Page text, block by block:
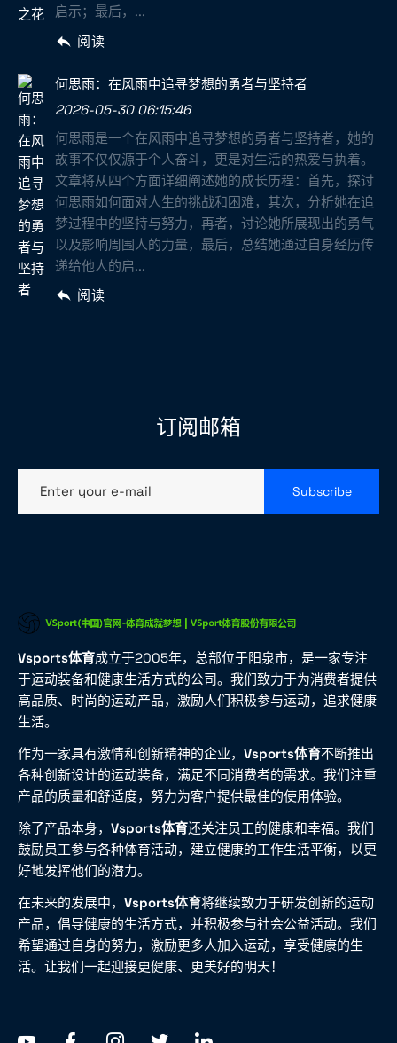
启示；最后，...
阅读
何思雨：在风雨中追寻梦想的勇者与坚持者
2026-05-30 06:15:46
何思雨是一个在风雨中追寻梦想的勇者与坚持者，她的
故事不仅仅源于个人奋斗，更是对生活的热爱与执着。
文章将从四个方面详细阐述她的成长历程：首先，探讨
何思雨如何面对人生的挑战和困难，其次，分析她在追
梦过程中的坚持与努力，再者，讨论她所展现出的勇气
以及影响周围人的力量，最后，总结她通过自身经历传
递给他人的启...
阅读
订阅邮箱
Enter your e-mail Subscribe
Vsports体育成立于2005年，总部位于阳泉市，是一家专注
于运动装备和健康生活方式的公司。我们致力于为消费者提供
高品质、时尚的运动产品，激励人们积极参与运动，追求健康
生活。
作为一家具有激情和创新精神的企业， Vsports体育不断推出
各种创新设计的运动装备，满足不同消费者的需求。我们注重
产品的质量和舒适度，努力为客户提供最佳的使用体验。
除了产品本身， Vsports体育还关注员工的健康和幸福。我们
鼓励员工参与各种体育活动，建立健康的工作生活平衡，以更
好地发挥他们的潜力。
在未来的发展中， Vsports体育将继续致力于研发创新的运动
产品，倡导健康的生活方式，并积极参与社会公益活动。我们
希望通过自身的努力，激励更多人加入运动，享受健康的生
活。让我们一起迎接更健康、更美好的明天！